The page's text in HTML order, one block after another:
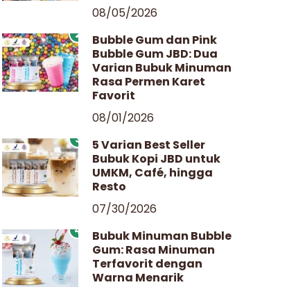
08/05/2026
2
Bubble Gum dan Pink
Bubble Gum JBD: Dua
Varian Bubuk Minuman
Rasa Permen Karet
Favorit
08/01/2026
3
5 Varian Best Seller
Bubuk Kopi JBD untuk
UMKM, Café, hingga
Resto
07/30/2026
4
Bubuk Minuman Bubble
Gum: Rasa Minuman
Terfavorit dengan
Warna Menarik